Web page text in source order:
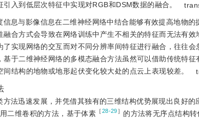
入到低层次特征中实现对RGB和DSM数据的融合。
息与影像信息在二维神经网络中结合能够有效提高地物的
合方式会导致在网络训练中产生不相关的特征而无法有
实现网络的交互而对不同分辨率间特征进行融合，往往
于二维神经网络的多模态融合方法虽然可以借助传统特征
结构的地物或地形起伏变化较大处的点云上表现较差。
法迅速发展，并凭借其独有的三维结构优势展现出良好
二维卷积的方法，基于体素 ［28-29］ 的方法将无序点结构